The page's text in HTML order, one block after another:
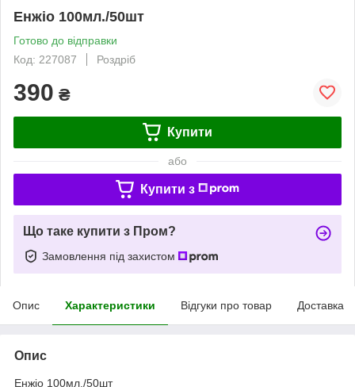
Енжіо 100мл./50шт
Готово до відправки
Код: 227087
Роздріб
390 ₴
Купити
або
Купити з
Що таке купити з Пром?
Замовлення під захистом
Опис Характеристики Відгуки про товар Доставка
Опис
Енжіо 100мл./50шт